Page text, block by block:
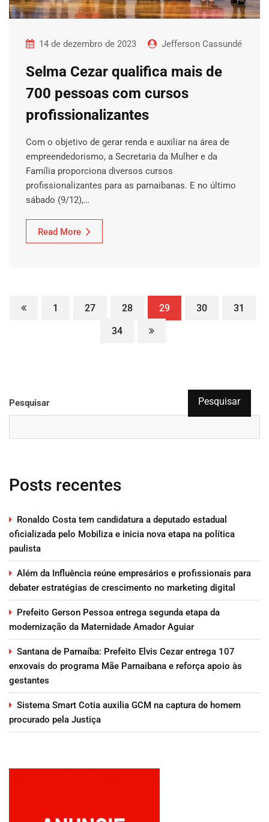
14 de dezembro de 2023 Jefferson Cassundé
Selma Cezar qualifica mais de
700 pessoas com cursos
profissionalizantes
Com o objetivo de gerar renda e auxiliar na área de
empreendedorismo, a Secretaria da Mulher e da
Família proporciona diversos cursos
profissionalizantes para as parnaibanas. E no último
sábado (9/12),…
Read More
1 27 28 29 30
31
34
Pesquisar Pesquisar
Posts recentes
Ronaldo Costa tem candidatura a deputado estadual
oficializada pelo Mobiliza e inicia nova etapa na política
paulista
Além da Influência reúne empresários e profissionais para
debater estratégias de crescimento no marketing digital
Prefeito Gerson Pessoa entrega segunda etapa da
modernização da Maternidade Amador Aguiar
Santana de Parnaíba: Prefeito Elvis Cezar entrega 107
enxovais do programa Mãe Parnaibana e reforça apoio às
gestantes
Sistema Smart Cotia auxilia GCM na captura de homem
procurado pela Justiça